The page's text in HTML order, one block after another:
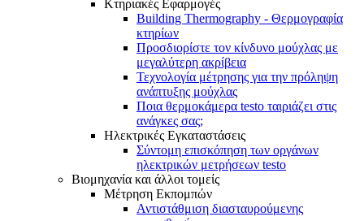
Κτηριακές Εφαρμογές
Building Thermography - Θερμογραφία
κτηρίων
Προσδιορίστε τον κίνδυνο μούχλας με
μεγαλύτερη ακρίβεια
Τεχνολογία μέτρησης για την πρόληψη
ανάπτυξης μούχλας
Ποια θερμοκάμερα testo ταιριάζει στις
ανάγκες σας;
Ηλεκτρικές Εγκαταστάσεις
Σύντομη επισκόπηση των οργάνων
ηλεκτρικών μετρήσεων testo
Βιομηχανία και άλλοι τομείς
Mέτρηση Eκπομπών
Αντιστάθμιση διασταυρούμενης